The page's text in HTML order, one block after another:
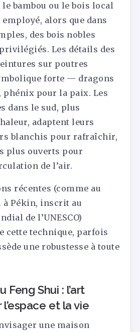
bambou ou le bois local
employé, alors que dans
des bois nobles
Les détails des
sur poutres
forte — dragons
phénix pour la paix. Les
dans le sud, plus
adaptent leurs
blanchis pour rafraîchir,
plus ouverts pour
de l’air.
récentes (comme au
à Pékin, inscrit au
de l’UNESCO)
cette technique, parfois
une robustesse à toute
Feng Shui : l’art
l’espace et la vie
une maison